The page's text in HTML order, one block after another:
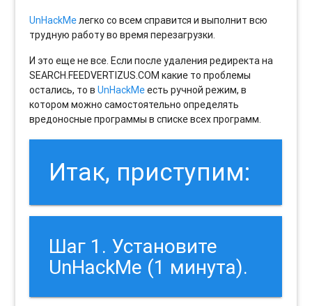
UnHackMeлегко со всем справится и выполнит всю
трудную работу во время перезагрузки.
И это еще не все. Если после удаления редиректа на
SEARCH.FEEDVERTIZUS.COM какие то проблемы
остались, то вUnHackMeесть ручной режим, в
котором можно самостоятельно определять
вредоносные программы в списке всех программ.
Итак, приступим:
Шаг 1. Установите
UnHackMe (1 минута).